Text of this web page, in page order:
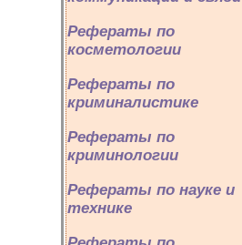
Рефераты по
косметологии
Рефераты по
криминалистике
Рефераты по
криминологии
Рефераты по науке и
технике